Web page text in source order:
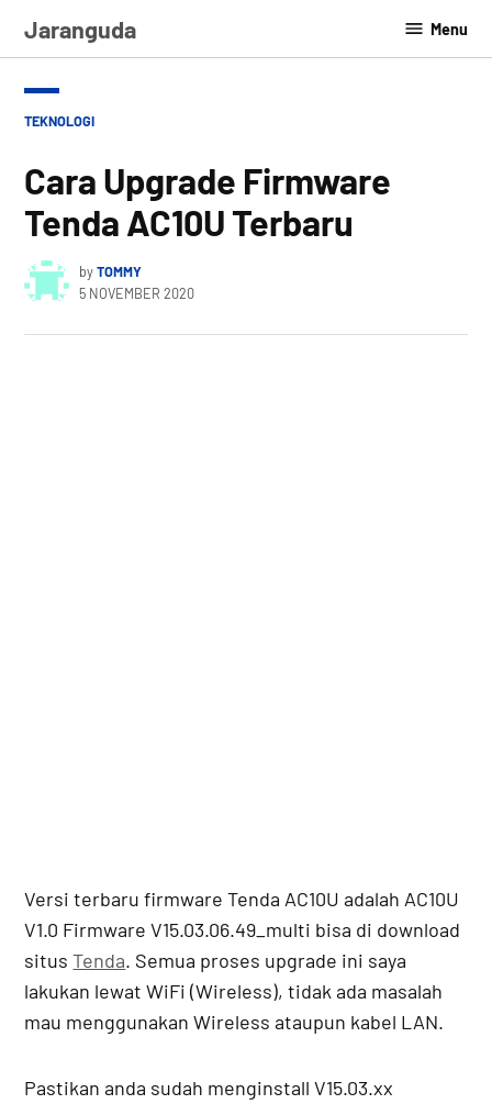
Jaranguda Menu
POSTED
TEKNOLOGI
Cara Upgrade Firmware
Tenda AC10U Terbaru
byTOMMY
5 NOVEMBER 2020
Versi terbaru firmware Tenda AC10U adalah AC10U
V1.0 Firmware V15.03.06.49_multi bisa di download
situsTenda. Semua proses upgrade ini saya
lakukan lewat WiFi (Wireless), tidak ada masalah
mau menggunakan Wireless ataupun kabel LAN.
Pastikan anda sudah menginstall V15.03.xx